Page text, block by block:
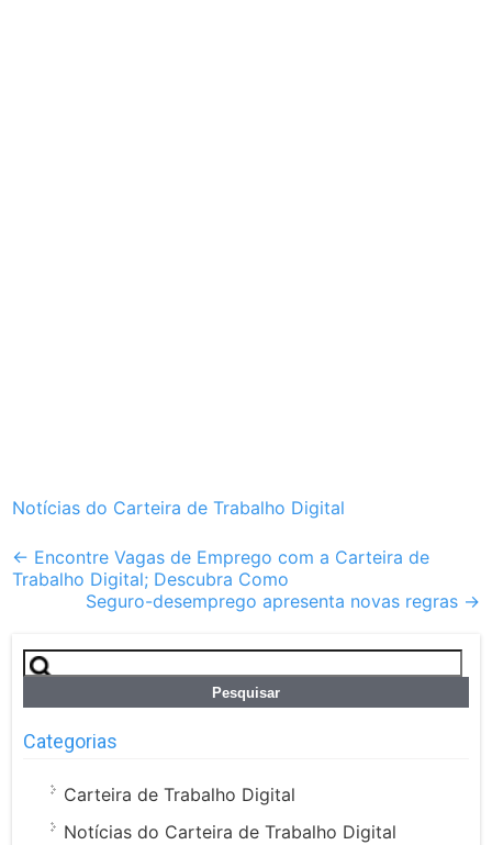
Notícias do Carteira de Trabalho Digital
Post
navigation
← Encontre Vagas de Emprego com a Carteira de
Trabalho Digital; Descubra Como
Seguro-desemprego apresenta novas regras →
Pesquisar
por:
Categorias
Carteira de Trabalho Digital
Notícias do Carteira de Trabalho Digital